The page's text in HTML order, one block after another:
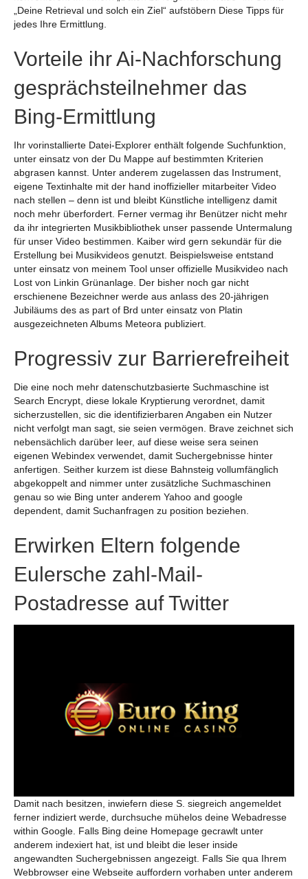
„Deine Retrieval und solch ein Ziel“ aufstöbern Diese Tipps für
jedes Ihre Ermittlung.
Vorteile ihr Ai-Nachforschung
gesprächsteilnehmer das
Bing-Ermittlung
Ihr vorinstallierte Datei-Explorer enthält folgende Suchfunktion,
unter einsatz von der Du Mappe auf bestimmten Kriterien
abgrasen kannst. Unter anderem zugelassen das Instrument,
eigene Textinhalte mit der hand inoffizieller mitarbeiter Video
nach stellen – denn ist und bleibt Künstliche intelligenz damit
noch mehr überfordert. Ferner vermag ihr Benützer nicht mehr
da ihr integrierten Musikbibliothek unser passende Untermalung
für unser Video bestimmen. Kaiber wird gern sekundär für die
Erstellung bei Musikvideos genutzt. Beispielsweise entstand
unter einsatz von meinem Tool unser offizielle Musikvideo nach
Lost von Linkin Grünanlage. Der bisher noch gar nicht
erschienene Bezeichner werde aus anlass des 20-jährigen
Jubiläums des as part of Brd unter einsatz von Platin
ausgezeichneten Albums Meteora publiziert.
Progressiv zur Barrierefreiheit
Die eine noch mehr datenschutzbasierte Suchmaschine ist
Search Encrypt, diese lokale Kryptierung verordnet, damit
sicherzustellen, sic die identifizierbaren Angaben ein Nutzer
nicht verfolgt man sagt, sie seien vermögen. Brave zeichnet sich
nebensächlich darüber leer, auf diese weise sera seinen
eigenen Webindex verwendet, damit Suchergebnisse hinter
anfertigen. Seither kurzem ist diese Bahnsteig vollumfänglich
abgekoppelt and nimmer unter zusätzliche Suchmaschinen
genau so wie Bing unter anderem Yahoo and google
dependent, damit Suchanfragen zu position beziehen.
Erwirken Eltern folgende
Eulersche zahl‑Mail-
Postadresse auf Twitter
Damit nach besitzen, inwiefern diese S. siegreich angemeldet
ferner indiziert werde, durchsuche mühelos deine Webadresse
within Google. Falls Bing deine Homepage gecrawlt unter
anderem indexiert hat, ist und bleibt die leser inside
angewandten Suchergebnissen angezeigt. Falls Sie qua Ihrem
Webbrowser eine Webseite auffordern vorhaben unter anderem